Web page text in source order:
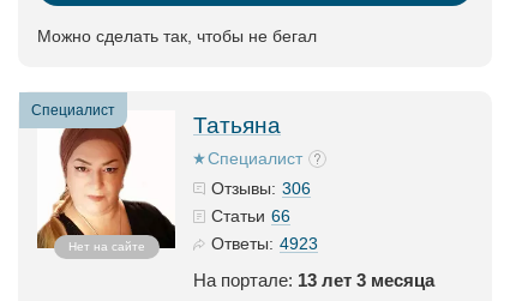
Можно сделать так, чтобы не бегал
Специалист
Нет на сайте
Татьяна
Специалист
Отзывы: 306
Статьи 66
Ответы: 4923
На портале: 13 лет 3 месяца